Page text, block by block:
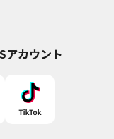
アカウント